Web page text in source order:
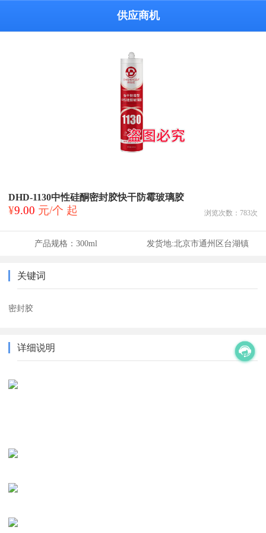
供应商机
DHD-1130中性硅酮密封胶快干防霉玻璃胶
¥9.00 元/个 起 浏览次数： 783次
产品规格： 300ml 发货地:北京市通州区台湖镇
关键词
密封胶
详细说明